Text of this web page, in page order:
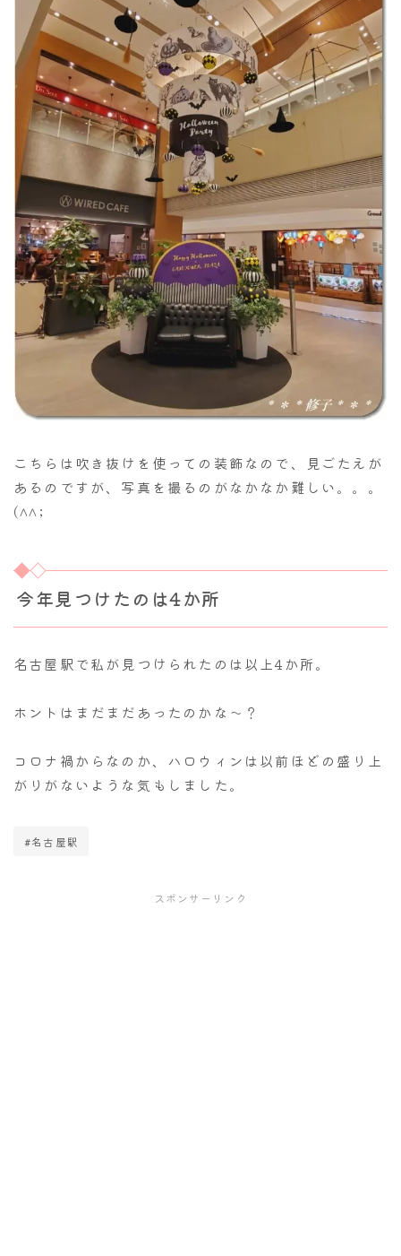
こちらは吹き抜けを使っての装飾なので、見ごたえが
あるのですが、写真を撮るのがなかなか難しい。。。
(^^;
今年見つけたのは4か所
名古屋駅で私が見つけられたのは以上4か所。
ホントはまだまだあったのかな～？
コロナ禍からなのか、ハロウィンは以前ほどの盛り上
がりがないような気もしました。
#名古屋駅
スポンサーリンク